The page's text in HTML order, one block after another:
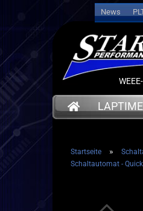
News
➤ Sensoren
Startseite »
Schaltautomat -